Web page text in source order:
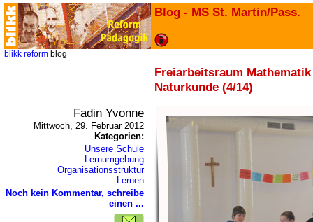
Blog - MS St. Martin/Pass.
blikk reform blog
Freiarbeitsraum
Naturkunde (4/14)
Fadin Yvonne
Mittwoch, 29. Februar 2012
Kategorien:
Unsere Schule
Lernumgebung
Organisationsstruktur
Lernen
Noch kein Kommentar, schreibe
einen ...